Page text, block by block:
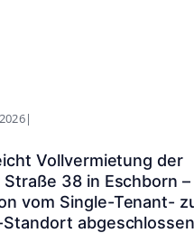
|
Vollvermietung der
38 in Eschborn –
vom Single-Tenant-
abgeschlossen